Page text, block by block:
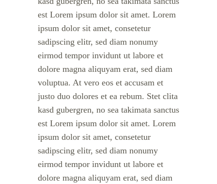
est Lorem ipsum dolor sit amet. Lorem
ipsum dolor sit amet, consetetur
sadipscing elitr, sed diam nonumy
eirmod tempor invidunt ut labore et
dolore magna aliquyam erat, sed diam
voluptua. At vero eos et accusam et
justo duo dolores et ea rebum. Stet clita
kasd gubergren, no sea takimata sanctus
est Lorem ipsum dolor sit amet. Lorem
ipsum dolor sit amet, consetetur
sadipscing elitr, sed diam nonumy
eirmod tempor invidunt ut labore et
dolore magna aliquyam erat, sed diam